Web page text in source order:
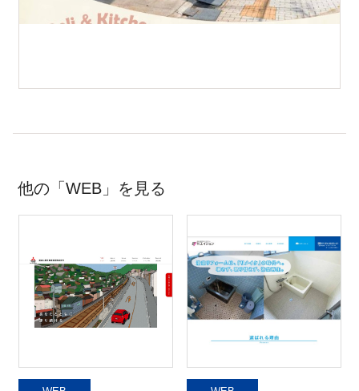
他の「WEB」を見る